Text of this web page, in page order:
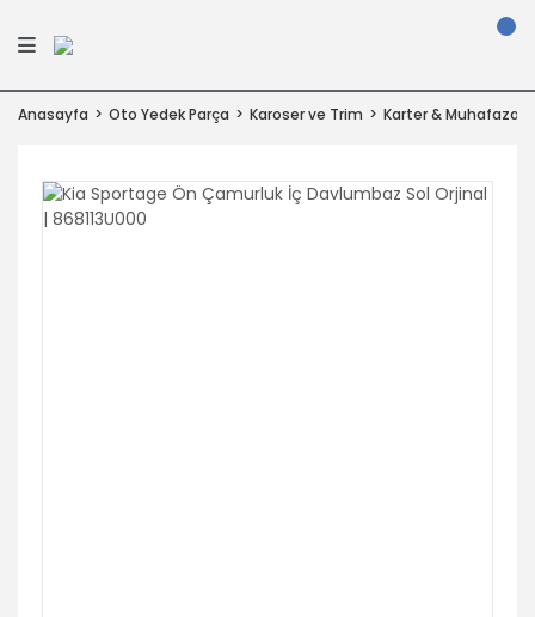
Anasayfa Oto Yedek Parça Karoser ve Trim Karter &